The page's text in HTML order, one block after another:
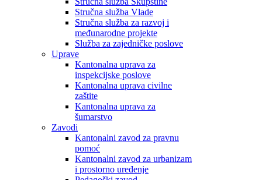
Stručna služba Vlade
Stručna služba za razvoj i
međunarodne projekte
Služba za zajedničke poslove
Uprave
Kantonalna uprava za
inspekcijske poslove
Kantonalna uprava civilne
zaštite
Kantonalna uprava za
šumarstvo
Zavodi
Kantonalni zavod za pravnu
pomoć
Kantonalni zavod za urbanizam
i prostorno uređenje